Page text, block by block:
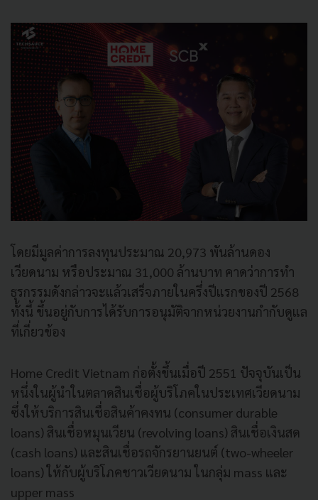
โดยมีมูลค่าการลงทุนประมาณ 20,973 พันล้านดอง
เวียดนาม หรือประมาณ 31,000 ล้านบาท คาดว่าการทำ
ธุรกรรมดังกล่าวจะแล้วเสร็จภายในครึ่งปีแรกของปี 2568
ทั้งนี้ ขึ้นอยู่กับการได้รับการอนุมัติจากหน่วยงานกำกับดูแล
ที่เกี่ยวข้อง
Home Credit Vietnam ก่อตั้งขึ้นเมื่อปี 2551 ปัจจุบันเป็น
หนึ่งในผู้นำในตลาดสินเชื่อผู้บริโภคในประเทศเวียดนาม
ซึ่งให้บริการสินเชื่อสินค้าคงทน (consumer durable
loans) สินเชื่อหมุนเวียน (revolving loans) สินเชื่อเงินสด
(cash loans) และสินเชื่อรถจักรยานยนต์ (two-wheeler
loans) ให้กับผู้บริโภคชาวเวียดนาม ในกลุ่ม mass และ
upper mass